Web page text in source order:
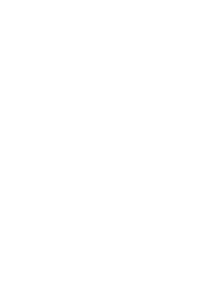
2.0 TDI
UFFICIALE ITALIANA